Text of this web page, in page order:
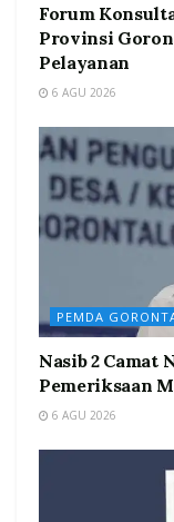
Forum
Provinsi
Pelayanan
6 AGU 2026
PEMDA
Nasib 2
Pemeriksaan
6 AGU 2026